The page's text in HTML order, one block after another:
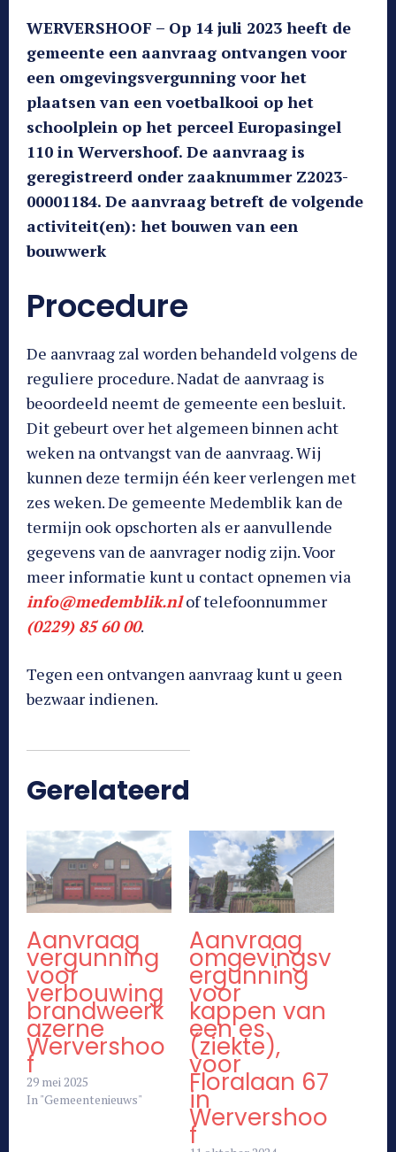
WERVERSHOOF – Op 14 juli 2023 heeft de
gemeente een aanvraag ontvangen voor
een omgevingsvergunning voor het
plaatsen van een voetbalkooi op het
schoolplein op het perceel Europasingel
110 in Wervershoof. De aanvraag is
geregistreerd onder zaaknummer Z2023-
00001184. De aanvraag betreft de volgende
activiteit(en): het bouwen van een
bouwwerk
Procedure
De aanvraag zal worden behandeld volgens de
reguliere procedure. Nadat de aanvraag is
beoordeeld neemt de gemeente een besluit.
Dit gebeurt over het algemeen binnen acht
weken na ontvangst van de aanvraag. Wij
kunnen deze termijn één keer verlengen met
zes weken. De gemeente Medemblik kan de
termijn ook opschorten als er aanvullende
gegevens van de aanvrager nodig zijn. Voor
meer informatie kunt u contact opnemen via
info@medemblik.nlof telefoonnummer
(0229) 85 60 00.
Tegen een ontvangen aanvraag kunt u geen
bezwaar indienen.
Gerelateerd
Aanvraag
vergunning
voor
verbouwing
brandweerk
azerne
Wervershoo
f
29 mei 2025
In "Gemeentenieuws"
Aanvraag
omgevingsv
ergunning
voor
kappen van
een es
(ziekte),
voor
Floralaan 67
in
Wervershoo
f